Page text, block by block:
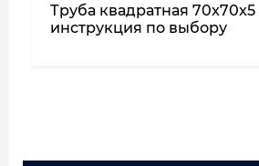
Труба квадратная 70x70x5
инструкция по выбору